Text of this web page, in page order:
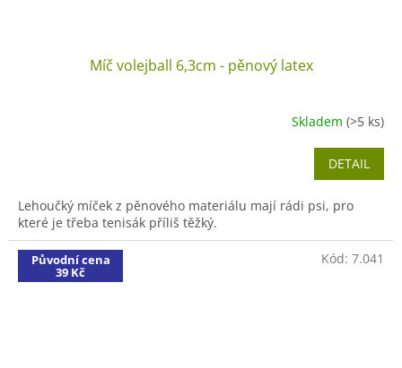
Míč volejball 6,3cm - pěnový latex
Skladem (>5 ks)
DETAIL
Lehoučký míček z pěnového materiálu mají rádi psi, pro
které je třeba tenisák příliš těžký.
Původní cena
39 Kč
Kód: 7.041